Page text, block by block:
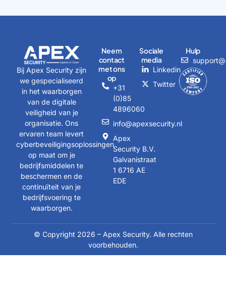
Bij Apex Security zijn
we gespecialiseerd
in het waarborgen
van de digitale
veiligheid van je
organisatie. Ons
ervaren team levert
cyberbeveiligingsoplossingen
op maat om je
bedrijfsmiddelen te
beschermen en de
continuïteit van je
bedrijfsvoering te
waarborgen.
Neem
contact
met ons
op
+31
(0)85
4896060
info@apexsecurity.nl
Apex
Security B.V.
Galvanistraat
1 6716 AE
EDE
Sociale
media
Linkedin
Twitter
Hulp
© Copyright 2026 – Apex Security. Alle rechten
voorbehouden.